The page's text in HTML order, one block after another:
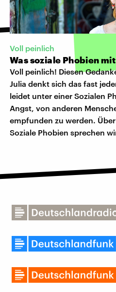
Voll peinlich
Was soziale Phobien
Voll peinlich! Diesen
Julia denkt sich das fast
leidet unter einer Sozialen
Angst, von anderen
empfunden zu werden.
Soziale Phobien sprechen